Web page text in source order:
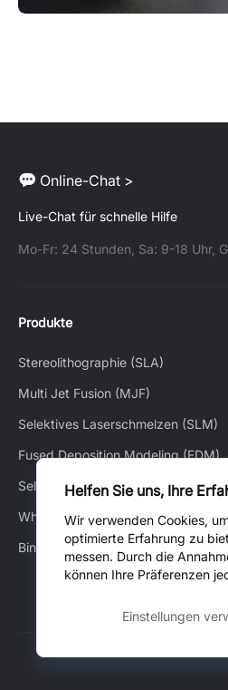
Online-Chat >
Live-Chat für schnelle Hilfe
Mo-Fr: 24 Stunden, Sa: 9-18 Uhr,
Produkte
Stereolithographie (SLA)
Multi Jet Fusion (MJF)
Selektives Laserschmelzen (SLM)
Fused Deposition Modeling (FDM)
Selektives Lasersintern (SLS)
White Jet Process (WJP)
Binder Jetting (BJ)
Helfen Sie uns, Ihre
Wir verwenden Cookies,
optimierte Erfahrung zu
messen. Durch die
können Ihre Präferenzen
Einstellungen